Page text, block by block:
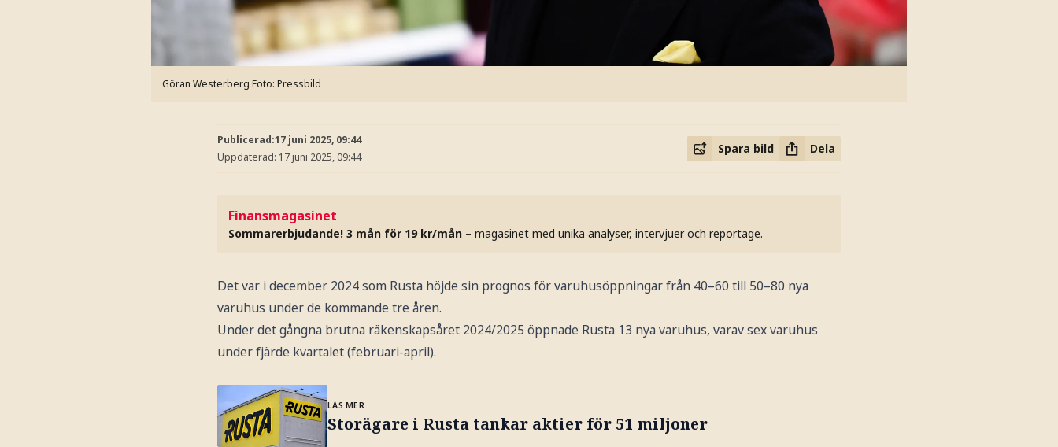
Göran Westerberg Foto: Pressbild
Publicerad:17 juni 2025, 09:44
Uppdaterad: 17 juni 2025, 09:44
Spara bild Dela
Finansmagasinet
Sommarerbjudande! 3 mån för 19 kr/mån – magasinet med unika analyser, intervjuer och reportage.
Det var i december 2024 som Rusta höjde sin prognos för varuhusöppningar från 40–60 till 50–80 nya
varuhus under de kommande tre åren.
Under det gångna brutna räkenskapsåret 2024/2025 öppnade Rusta 13 nya varuhus, varav sex varuhus
under fjärde kvartalet (februari-april).
LÄS MER
Storägare i Rusta tankar aktier för 51 miljoner